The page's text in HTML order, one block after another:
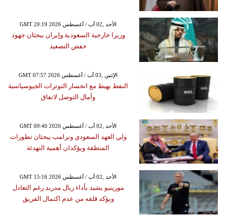
GMT 20:19 2026 الأحد ,02 آب / أغسطس
وزيرا خارجية السعودية وإيران يبحثان جهود
خفض التصعيد
GMT 07:57 2026 الإثنين ,03 آب / أغسطس
النفط يهبط مع انحسار التوترات الجيوسياسية
وآمال التوصل لاتفاق
GMT 09:40 2026 الأحد ,02 آب / أغسطس
ولي العهد السعودي وترامب يبحثان تطورات
المنطقة ويؤكدان أهمية التهدئة
GMT 15:16 2026 الأحد ,02 آب / أغسطس
مورينيو يشيد بأداء ريال مدريد رغم التعادل
ويؤكد قلقه من عدم اكتمال الفريق